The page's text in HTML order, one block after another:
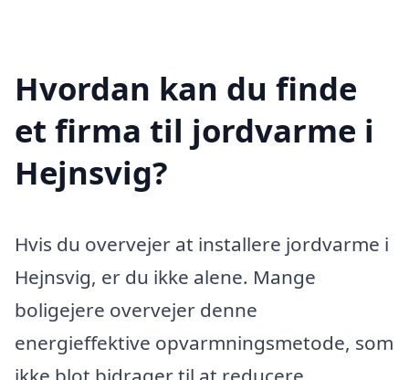
Hvordan kan du finde
et firma til jordvarme i
Hejnsvig?
Hvis du overvejer at installere jordvarme i
Hejnsvig, er du ikke alene. Mange
boligejere overvejer denne
energieffektive opvarmningsmetode, som